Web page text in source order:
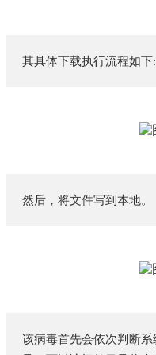
其具体下载执行流程如下:
然后，将文件写到本地。
该病毒首先会依次判断系